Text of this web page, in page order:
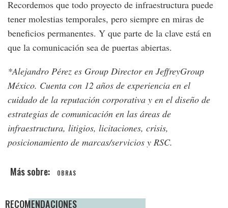
Recordemos que todo proyecto de infraestructura puede
tener molestias temporales, pero siempre en miras de
beneficios permanentes. Y que parte de la clave está en
que la comunicación sea de puertas abiertas.
*Alejandro Pérez es Group Director en JeffreyGroup
México. Cuenta con 12 años de experiencia en el
cuidado de la reputación corporativa y en el diseño de
estrategias de comunicación en las áreas de
infraestructura, litigios, licitaciones, crisis,
posicionamiento de marcas/servicios y RSC.
OBRAS
RECOMENDACIONES